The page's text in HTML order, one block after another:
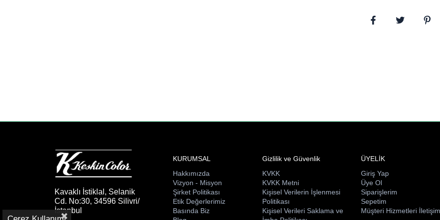
Kavaklı İstiklal, Selanik
Cd. No:30, 34596 Silivri/
İstanbul
KURUMSAL
Hakkımızda
Vizyon - Misyon
Şirket Politikası
Etik Değerlerimiz
Basında Biz
Gizlilik ve Güvenlik
KVKK
KVKK Metni
Kişisel Verilerin İşlenmesi
Politikası
Kişisel Verileri Saklama ve
ÜYELİK
Giriş Yap
Üye Ol
Siparişlerim
Sepetim
Müşteri Hizmetleri İletişim